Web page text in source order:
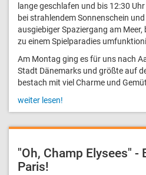
lange geschlafen und bis 12:30
bei strahlendem Sonnenschein
ausgiebiger Spaziergang am
zu einem Spielparadies
Am Montag ging es für uns nach
Stadt Dänemarks und größte auf
bestach mit viel Charme und
weiter lesen!
"Oh, Champ Elysees" -
Paris!